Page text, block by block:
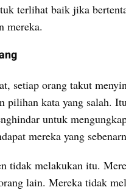
terlihat baik jika
mereka.
setiap orang takut
pilihan kata yang salah.
untuk
mereka yang
tidak melakukan itu.
lain. Mereka tidak